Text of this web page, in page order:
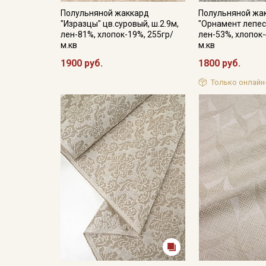
Полульняной жаккард
"Изразцы" цв.суровый, ш.2.9м,
лен-81%, хлопок-19%, 255гр/
м.кв
1900 руб.
Полульняной
"Орнамент
лен-53%,
м.кв
1800 руб.
Только